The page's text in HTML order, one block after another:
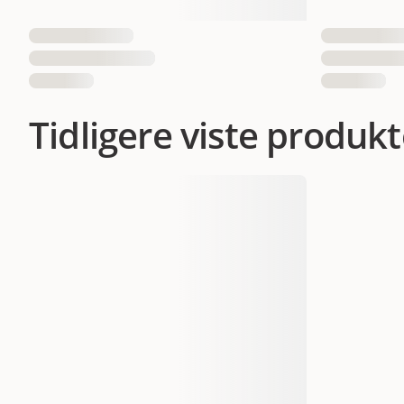
Tidligere viste